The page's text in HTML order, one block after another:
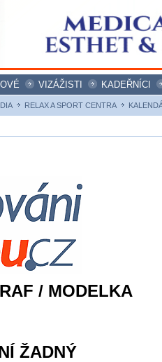
VIZÁŽISTI KADEŘNÍCI
RELAX A SPORT CENTRA
/ MODELKA
ŽADNÝ